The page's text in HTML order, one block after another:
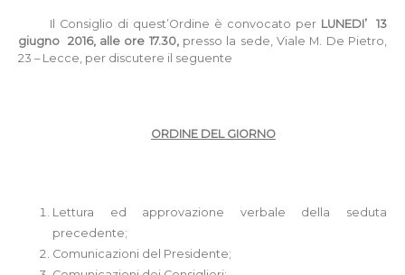
Il Consiglio di quest’Ordine è convocato per LUNEDI’
13
giugno 2016, alle ore 17.30, presso la sede, Viale M. De Pietro,
23 – Lecce, per discutere il seguente
ORDINE DEL GIORNO
Lettura ed approvazione verbale della seduta
precedente;
Comunicazioni del Presidente;